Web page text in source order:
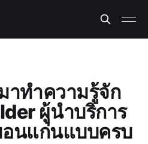
าทำความรู้จัก
ผู้นำบริการ
นแก่นแบบครบ